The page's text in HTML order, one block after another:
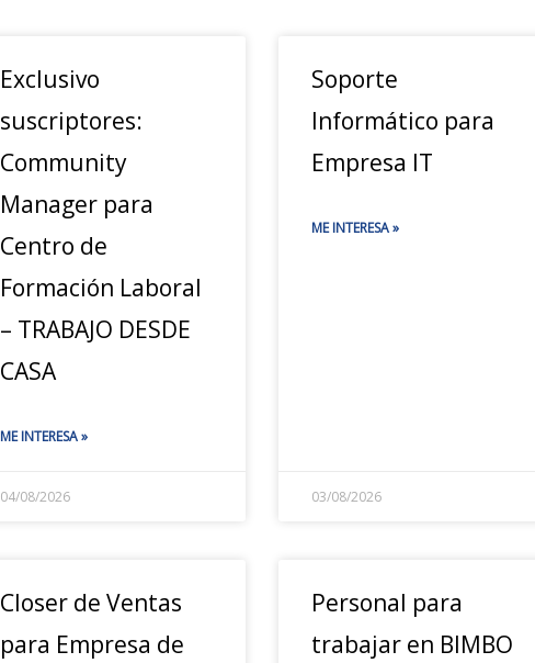
Exclusivo
suscriptores:
Community
Manager para
Centro de
Formación Laboral
– TRABAJO DESDE
CASA
ME INTERESA »
04/08/2026
Soporte
Informático para
Empresa IT
ME INTERESA »
03/08/2026
Closer de Ventas
para Empresa de
Personal para
trabajar en BIMBO